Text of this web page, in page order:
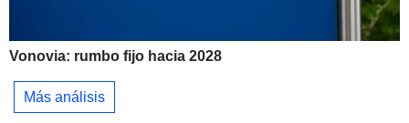
Vonovia: rumbo fijo hacia 2028
Más análisis